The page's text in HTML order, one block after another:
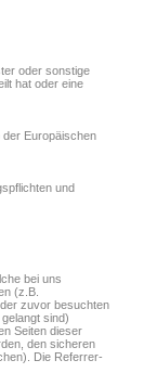
oder sonstige
hat oder eine
Europäischen
und
bei uns
(z.B.
zuvor besuchten
sind)
Seiten dieser
den sicheren
Die Referrer-